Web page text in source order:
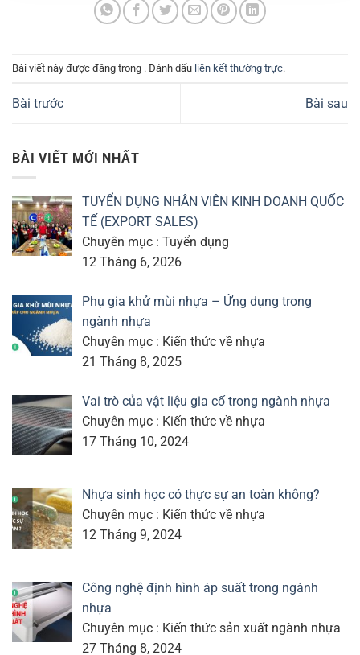
Bài viết này được đăng trong . Đánh dấu liên kết thường trực.
Bài trước Bài sau
BÀI VIẾT MỚI NHẤT
TUYỂN DỤNG NHÂN VIÊN KINH DOANH QUỐC
TẾ (EXPORT SALES)
Chuyên mục : Tuyển dụng
12 Tháng 6, 2026
Phụ gia khử mùi nhựa – Ứng dụng trong
ngành nhựa
Chuyên mục : Kiến thức về nhựa
21 Tháng 8, 2025
Vai trò của vật liệu gia cố trong ngành nhựa
Chuyên mục : Kiến thức về nhựa
17 Tháng 10, 2024
Nhựa sinh học có thực sự an toàn không?
Chuyên mục : Kiến thức về nhựa
12 Tháng 9, 2024
Công nghệ định hình áp suất trong ngành
nhựa
Chuyên mục : Kiến thức sản xuất ngành nhựa
27 Tháng 8, 2024